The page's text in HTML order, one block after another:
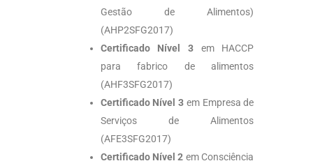
Gestão de Alimentos)
(AHP2SFG2017)
Certificado Nível 3 em HACCP
para fabrico de alimentos
(AHF3SFG2017)
Certificado Nível 3 em Empresa de
Serviços de Alimentos
(AFE3SFG2017)
Certificado Nível 2 em Consciência